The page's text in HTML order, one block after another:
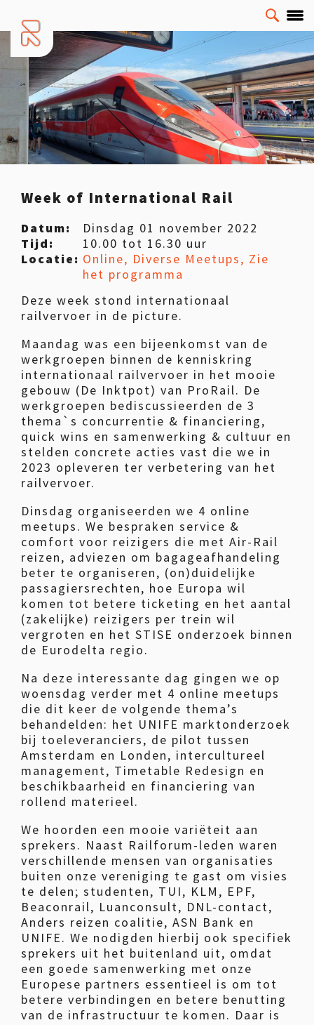
Week of International Rail
Datum:
Dinsdag 01 november 2022
Tijd:
10.00 tot 16.30 uur
Locatie: Online, Diverse Meetups, Zie
het programma
Deze week stond internationaal
railvervoer in de picture.
Maandag was een bijeenkomst van de
werkgroepen binnen de kenniskring
internationaal railvervoer in het mooie
gebouw (De Inktpot) van ProRail. De
werkgroepen bediscussieerden de 3
thema`s concurrentie & financiering,
quick wins en samenwerking & cultuur en
stelden concrete acties vast die we in
2023 opleveren ter verbetering van het
railvervoer.
Dinsdag organiseerden we 4 online
meetups. We bespraken service &
comfort voor reizigers die met Air-Rail
reizen, adviezen om bagageafhandeling
beter te organiseren, (on)duidelijke
passagiersrechten, hoe Europa wil
komen tot betere ticketing en het aantal
(zakelijke) reizigers per trein wil
vergroten en het STISE onderzoek binnen
de Eurodelta regio.
Na deze interessante dag gingen we op
woensdag verder met 4 online meetups
die dit keer de volgende thema’s
behandelden: het UNIFE marktonderzoek
bij toeleveranciers, de pilot tussen
Amsterdam en Londen, intercultureel
management, Timetable Redesign en
beschikbaarheid en financiering van
rollend materieel.
We hoorden een mooie variëteit aan
sprekers. Naast Railforum-leden waren
verschillende mensen van organisaties
buiten onze vereniging te gast om visies
te delen; studenten, TUI, KLM, EPF,
Beaconrail, Luanconsult, DNL-contact,
Anders reizen coalitie, ASN Bank en
UNIFE. We nodigden hierbij ook specifiek
sprekers uit het buitenland uit, omdat
een goede samenwerking met onze
Europese partners essentieel is om tot
betere verbindingen en betere benutting
van de infrastructuur te komen. Daar is